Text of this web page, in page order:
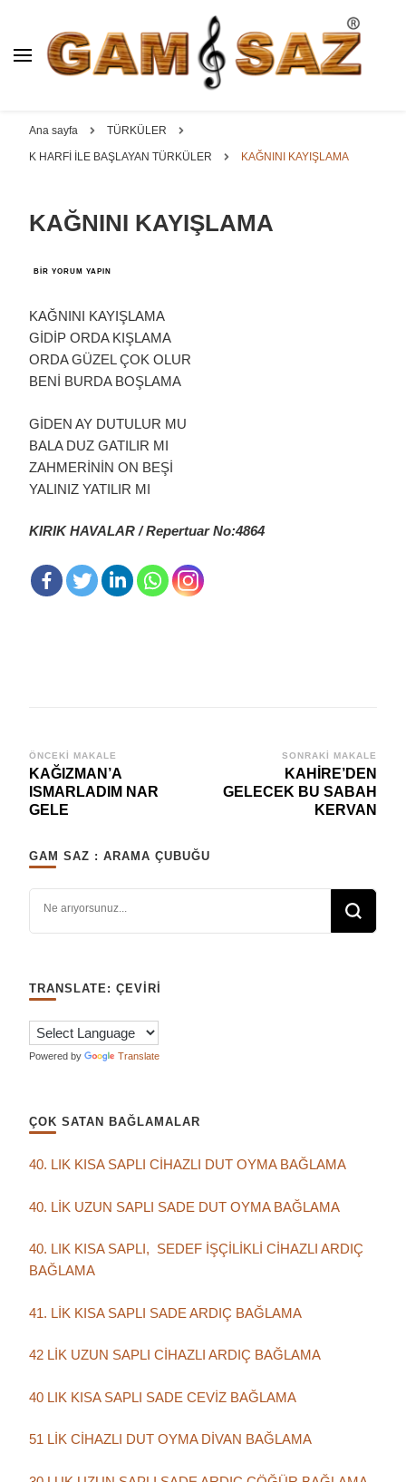
BAĞLAMA İMALAT / SATIŞ
YAPRAK || ELEKTRO ||
ÖZEL BAĞLAMA İMALAT /
Padok, Kompozit, Mat, Divan, Çöğür, Cura, Solak, Dede,
Oyma ve yaprak sazlar, özel imalat bağlamalar
Ana sayfa TÜRKÜLER
K HARFİ İLE BAŞLAYAN TÜRKÜLER KAĞNINI KAYIŞLAMA
KAĞNINI KAYIŞLAMA
KAĞNINI
BIR YORUM YAPIN
KAĞNINI KAYIŞLAMA
GİDİP ORDA KIŞLAMA
ORDA GÜZEL ÇOK OLUR
BENİ BURDA BOŞLAMA
GİDEN AY DUTULUR MU
BALA DUZ GATILIR MI
ZAHMERİNİN ON BEŞİ
YALINIZ YATILIR MI
KIRIK HAVALAR / Repertuar No:4864
Yazı
dolaşımı
ÖNCEKI MAKALE
KAĞIZMAN’A
ISMARLADIM NAR
GELE
SONRAKI MAKALE
KAHİRE’DEN
GELECEK BU SABAH
KERVAN
GAM SAZ : ARAMA ÇUBUĞU
TRANSLATE: ÇEVIRI
Powered by Translate
ÇOK SATAN BAĞLAMALAR
40. LIK KISA SAPLI CİHAZLI DUT OYMA BAĞLAMA
40. LİK UZUN SAPLI SADE DUT OYMA BAĞLAMA
40. LIK KISA SAPLI, SEDEF İŞÇİLİKLİ CİHAZLI ARDIÇ
BAĞLAMA
41. LİK KISA SAPLI SADE ARDIÇ BAĞLAMA
42 LİK UZUN SAPLI CİHAZLI ARDIÇ BAĞLAMA
40 LIK KISA SAPLI SADE CEVİZ BAĞLAMA
51 LİK CİHAZLI DUT OYMA DİVAN BAĞLAMA